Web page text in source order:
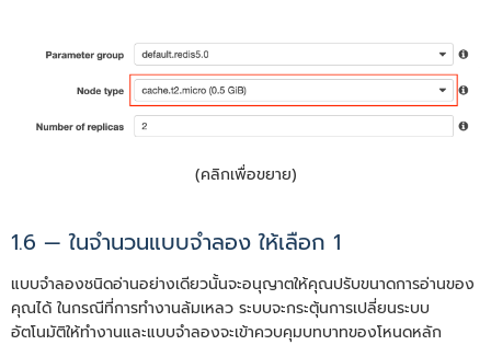
(คลิกเพื่อขยาย)
1.6 — ในจำนวนแบบจำลอง ให้เลือก 1
แบบจำลองชนิดอ่านอย่างเดียวนั้นจะอนุญาตให้คุณปรับขนาดการอ่านของ
คุณได้ ในกรณีที่การทำงานล้มเหลว ระบบจะกระตุ้นการเปลี่ยนระบบ
อัตโนมัติให้ทำงานและแบบจำลองจะเข้าควบคุมบทบาทของโหนดหลัก